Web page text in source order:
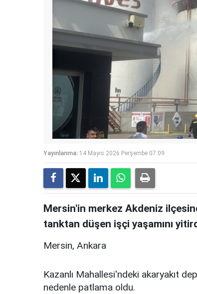
Yayınlanma: 14 Mayıs 2026 Perşembe 07:09
Mersin'in merkez Akdeniz
tanktan düşen işçi yaşamını
Mersin, Ankara
Kazanlı Mahallesi'ndeki akaryakıt
nedenle patlama oldu.